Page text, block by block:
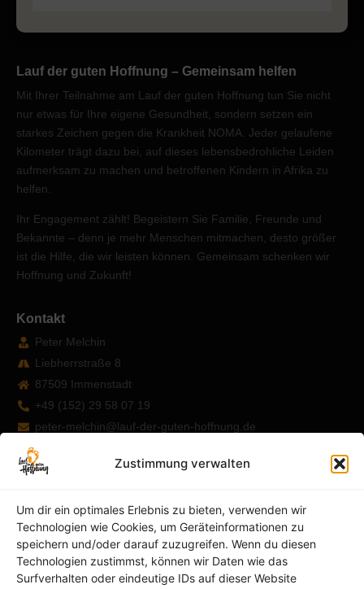
Zustimmung verwalten
Um dir ein optimales Erlebnis zu bieten, verwenden wir
Technologien wie Cookies, um Geräteinformationen zu
speichern und/oder darauf zuzugreifen. Wenn du diesen
Technologien zustimmst, können wir Daten wie das
Surfverhalten oder eindeutige IDs auf dieser Website
Lauf der guten Hoffnung – Gemeinsam helfen
Mit Ihrer Teilnahme am Lauf der guten Hoffnung tun Sie nicht
nur etwas für Ihre eigene Gesundheit, sondern setzen ein
starkes Zeichen gegen die Krankheit NOMA . Jeder gelaufene
Kilometer trägt dazu bei, auf dieses lebensbedrohliche Leiden
aufmerksam zu machen und betroffenen Kindern in Afrika zu
helfen.
Ihr Engagement zählt! Begeistern Sie Familie, Freunde und
Bekannte – denn je mehr Menschen mitmachen, desto größer
ist die Hilfe, die wir leisten können. Gemeinsam schenken wir
Hoffnung und Zukunft!
Kontakt
Peter Melchin
Liebherrstraße 8
87509 Immenstadt
+49 (152) 29 58 07 19
peter-melchin@lauf-der-guten-hoffnung.de